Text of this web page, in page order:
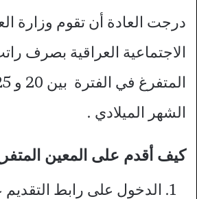
درجت العادة أن تقوم وزارة
الاجتماعية العراقية بصرف
الشهر الميلادي .
كيف أقدم على المعين
الدخول على رابط